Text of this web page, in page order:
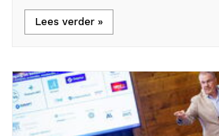
Lees verder »